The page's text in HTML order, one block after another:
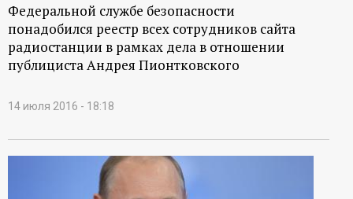
Федеральной службе безопасности
понадобился реестр всех сотрудников сайта
радиостанции в рамках дела в отношении
публициста Андрея Пионтковского
14 июля 2016 - 18:18